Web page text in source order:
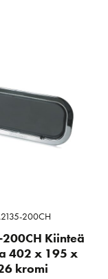
200CH
Kiinteä
402 x 195 x
kromi